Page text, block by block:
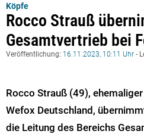
Köpfe
Rocco Strauß
Gesamtvertrieb bei
Veröffentlichung: 16.11.2023, 10:11 Uhr -
Rocco Strauß (49),
Wefox Deutschland,
die Leitung des Bereichs